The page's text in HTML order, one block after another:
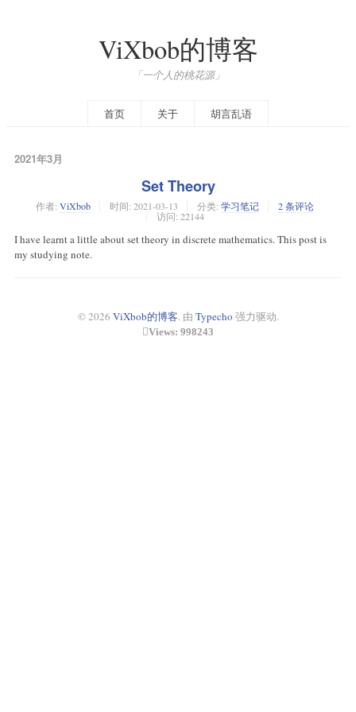
ViXbob的博客
「一个人的桃花源」
首页 关于 胡言乱语
2021年3月
Set Theory
作者: ViXbob 时间: 2021-03-13 分类: 学习笔记
2 条评论
访问: 22144
I have learnt a little about set theory in discrete mathematics. This post is
my studying note.
© 2026 ViXbob的博客. 由 Typecho 强力驱动.
Views: 998243